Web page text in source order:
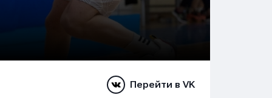
Перейти в VK